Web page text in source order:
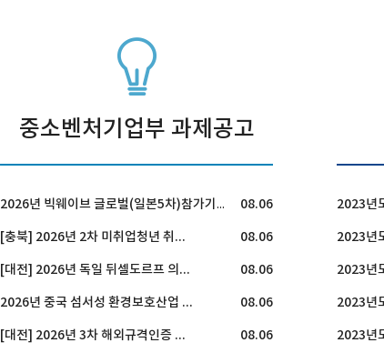
중소벤처기업부 과제공고
2026년 빅웨이브 글로벌(일본5차)참가기업 모집 공고 08.06
[충북] 2026년 2차 미취업청년 취... 08.06
[대전] 2026년 독일 뒤셀도르프 의... 08.06
2026년 중국 섬서성 환경보호산업 ... 08.06
[대전] 2026년 3차 해외규격인증 ... 08.06
2023년
2023년
2023년
2023년
2023년